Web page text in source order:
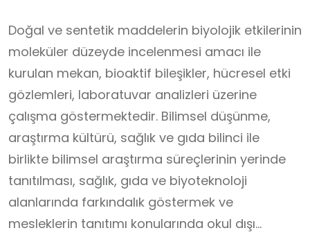
Doğal ve sentetik maddelerin biyolojik etkilerinin
moleküler düzeyde incelenmesi amacı ile
kurulan mekan, bioaktif bileşikler, hücresel etki
gözlemleri, laboratuvar analizleri üzerine
çalışma göstermektedir. Bilimsel düşünme,
araştırma kültürü, sağlık ve gıda bilinci ile
birlikte bilimsel araştırma süreçlerinin yerinde
tanıtılması, sağlık, gıda ve biyoteknoloji
alanlarında farkındalık göstermek ve
mesleklerin tanıtımı konularında okul dışı